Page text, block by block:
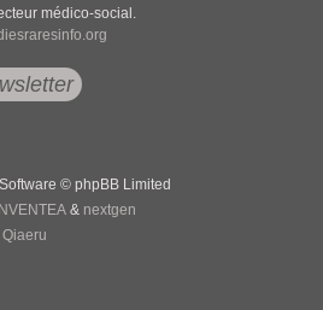
médico-social.
© phpBB Limited
INVENTEA & nextgen
Qiaeru